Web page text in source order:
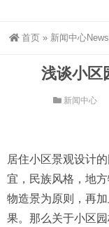
首页 » 新闻中心News
浅谈小区
新闻中心
居住小区景观设计
宜，民族风格，地
物造景为原则，再
果。那么关于小区